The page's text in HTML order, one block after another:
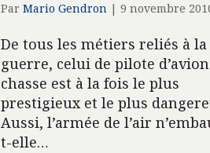
Par Mario Gendron | 9 novembre
De tous les métiers reliés à la
guerre, celui de pilote
chasse est à la fois le plus
prestigieux et le plus
Aussi, l’armée de l’air
t-elle…